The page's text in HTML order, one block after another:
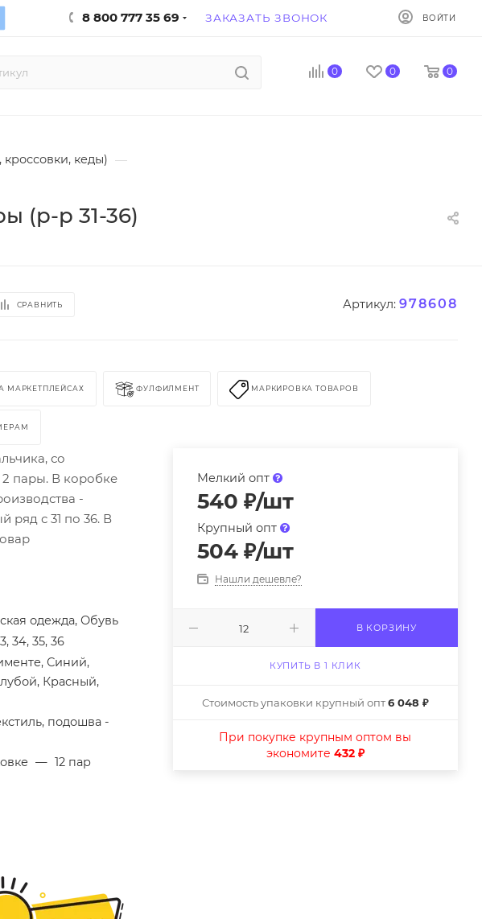
8 800 777 35 69 ЗАКАЗАТЬ ЗВОНОК ВОЙТИ
0 0 0
кеды) —
(р-р 31-36)
СРАВНИТЬ Артикул: 978608
МАРКЕТПЛЕЙСАХ ФУЛФИЛМЕНТ МАРКИРОВКА ТОВАРОВ
со
пары. В коробке
-
ряд с 31 по 36. В
одежда, Обувь
34, 35, 36
Синий,
Красный,
подошва -
— 12 пар
Мелкий опт
540 ₽/шт
Крупный опт
504₽/шт
Нашли дешевле?
В КОРЗИНУ
КУПИТЬ В 1 КЛИК
Стоимость упаковки крупный опт6 048 ₽
При покупке крупным оптом вы
экономите 432 ₽